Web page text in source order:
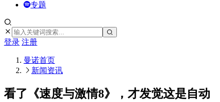
专题
登录 注册
曼诺首页
新闻资讯
看了《速度与激情8》，才发觉这是自动